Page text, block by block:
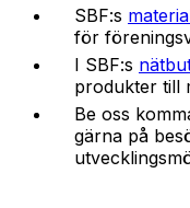
SBF:s
för
I SBF:s
produkter till
Be oss
gärna på